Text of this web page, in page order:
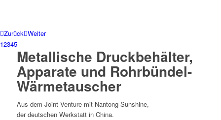
Zurück Weiter
12345
Metallische Druckbehälter,
Apparate und Rohrbündel-
Wärmetauscher
Aus dem Joint Venture mit Nantong Sunshine,
der deutschen Werkstatt in China.